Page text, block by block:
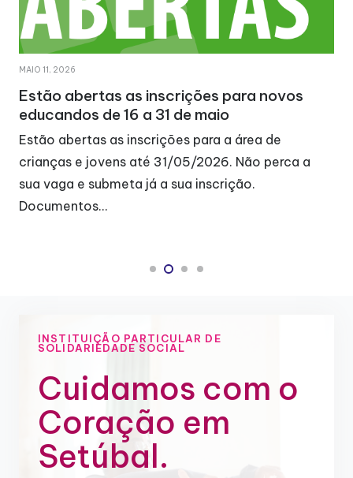
MAIO 11, 2026
Estão abertas as inscrições para novos
educandos de 16 a 31 de maio
Estão abertas as inscrições para a área de
crianças e jovens até 31/05/2026. Não perca a
sua vaga e submeta já a sua inscrição.
Documentos…
INSTITUIÇÃO PARTICULAR DE
SOLIDARIEDADE SOCIAL
Cuidamos com o
Coração em
Setúbal.